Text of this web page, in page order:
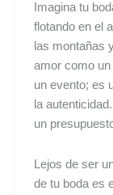
Imagina tu
flotando en el
las montañas
amor como
un evento; es
la
un
Lejos de ser
de tu boda es
Eje
Cafetero:
Guía
de
Inversión
para
una
Inolvidable
(2026)